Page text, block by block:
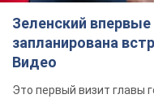
Зеленский
запланирована
Видео
Это первый визит главы